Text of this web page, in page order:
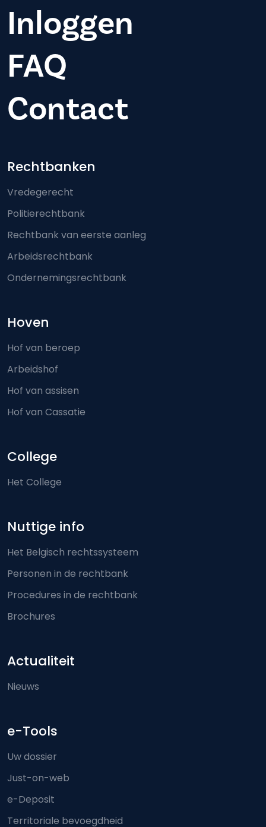
Inloggen
FAQ
Contact
Footer-menu
Rechtbanken
Vredegerecht
Politierechtbank
Rechtbank van eerste aanleg
Arbeidsrechtbank
Ondernemingsrechtbank
Hoven
Hof van beroep
Arbeidshof
Hof van assisen
Hof van Cassatie
College
Het College
Nuttige info
Het Belgisch rechtssysteem
Personen in de rechtbank
Procedures in de rechtbank
Brochures
Actualiteit
Nieuws
e-Tools
Uw dossier
Just-on-web
e-Deposit
Territoriale bevoegdheid